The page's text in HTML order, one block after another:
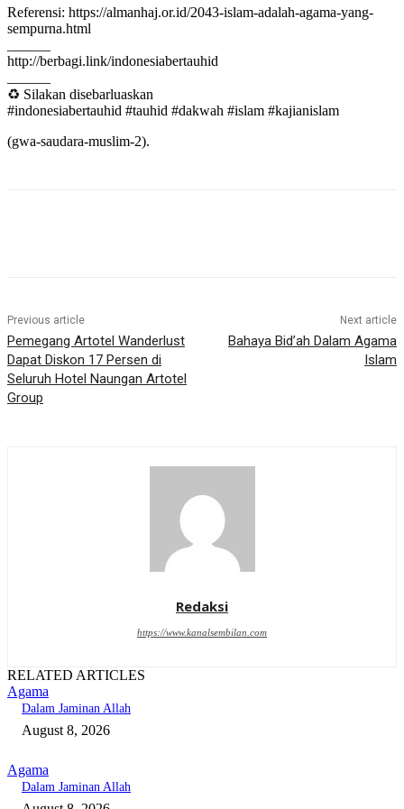
Referensi: https://almanhaj.or.id/2043-islam-adalah-agama-yang-
sempurna.html ⁣⁣
⁣⁣⁣⁣⁣⁣⁣⁣⁣⁣⁣⁣http://berbagi.link/indonesiabertauhid⁣⁣⁣⁣⁣⁣⁣⁣⁣⁣⁣⁣⁣⁣⁣⁣⁣⁣⁣⁣⁣⁣⁣⁣⁣⁣⁣⁣⁣⁣⁣⁣⁣⁣⁣⁣⁣⁣⁣⁣⁣⁣⁣⁣⁣⁣⁣⁣⁣⁣⁣⁣⁣⁣⁣⁣⁣⁣⁣⁣⁣⁣⁣
♻ Silakan disebarluaskan⁣⁣⁣⁣⁣⁣⁣⁣⁣⁣⁣⁣⁣⁣⁣⁣⁣⁣⁣⁣⁣⁣⁣⁣⁣
#indonesiabertauhid #tauhid #dakwah #islam #kajianislam
(gwa-saudara-muslim-2).
Previous article
Pemegang Artotel Wanderlust
Dapat Diskon 17 Persen di
Seluruh Hotel Naungan Artotel
Group
Next article
Bahaya Bid’ah Dalam Agama
Islam
Redaksi
https://www.kanalsembilan.com
RELATED ARTICLES
Agama
Dalam Jaminan Allah
August 8, 2026
Agama
Dalam Jaminan Allah